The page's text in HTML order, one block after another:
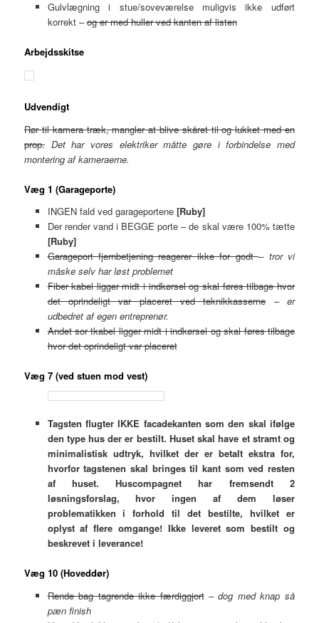
Gulvlægning i stue/soveværelse muligvis ikke udført
korrekt –og er med huller ved kanten af listen
Arbejdsskitse
Udvendigt
Rør til kamera træk, mangler at blive skåret til og lukket med en
prop. Det har vores elektriker måtte gøre i forbindelse med
montering af kameraerne.
Væg 1 (Garageporte)
INGEN fald ved garageportene [Ruby]
Der render vand i BEGGE porte – de skal være 100% tætte
[Ruby]
Garageport fjernbetjening reagerer ikke for godt– tror vi
måske selv har løst problemet
Fiber kabel ligger midt i indkørsel og skal føres tilbage hvor
det oprindeligt var placeret ved teknikkasserne
– er
udbedret af egen entreprenør.
Andet sor tkabel ligger midt i indkørsel og skal føres tilbage
hvor det oprindeligt var placeret
Væg 7 (ved stuen mod vest)
Tagsten flugter IKKE facadekanten som den skal ifølge
den type hus der er bestilt. Huset skal have et stramt og
minimalistisk udtryk, hvilket der er betalt ekstra for,
hvorfor tagstenen skal bringes til kant som ved resten
af huset. Huscompagnet har fremsendt 2
løsningsforslag, hvor ingen af dem løser
problematikken i forhold til det bestilte, hvilket er
oplyst af flere omgange! Ikke leveret som bestilt og
beskrevet i leverance!
Væg 10 (Hoveddør)
Rende bag tagrende ikke færdiggjort– dog med knap så
pæn finish